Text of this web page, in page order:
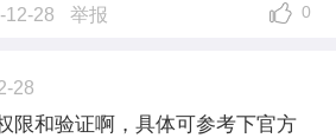
12-28 举报 0
28
限和验证啊，具体可参考下官方